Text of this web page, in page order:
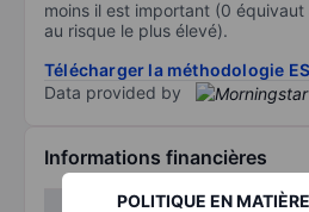
POLITIQUE EN
moins il est important (0
au risque le plus élevé).
Télécharger la méthodologie
Data provided by
Informations financières